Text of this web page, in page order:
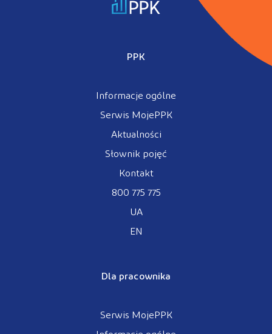
PPK
Informacje ogólne
Serwis MojePPK
Aktualności
Słownik pojęć
Kontakt
800 775 775
UA
EN
Dla pracownika
Serwis MojePPK